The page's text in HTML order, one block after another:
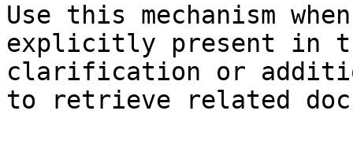
Use this mechanism
explicitly present in
clarification or